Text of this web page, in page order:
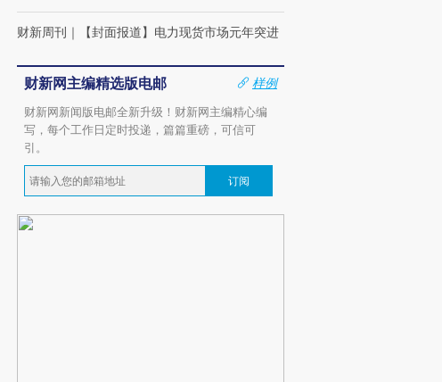
财新周刊 ｜ 【封面报道】电力现货市场元年突进
财新网主编精选版电邮
样例
财新网新闻版电邮全新升级！财新网主编精心编
写，每个工作日定时投递，篇篇重磅，可信可
引。
订阅